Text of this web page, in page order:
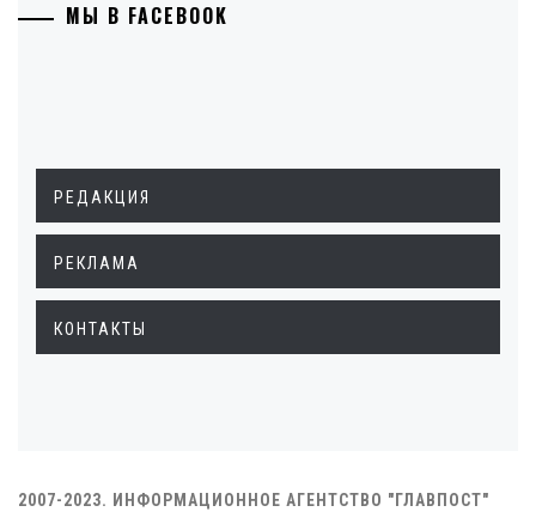
МЫ В FACEBOOK
РЕДАКЦИЯ
РЕКЛАМА
КОНТАКТЫ
2007-2023. ИНФОРМАЦИОННОЕ АГЕНТСТВО "ГЛАВПОСТ"